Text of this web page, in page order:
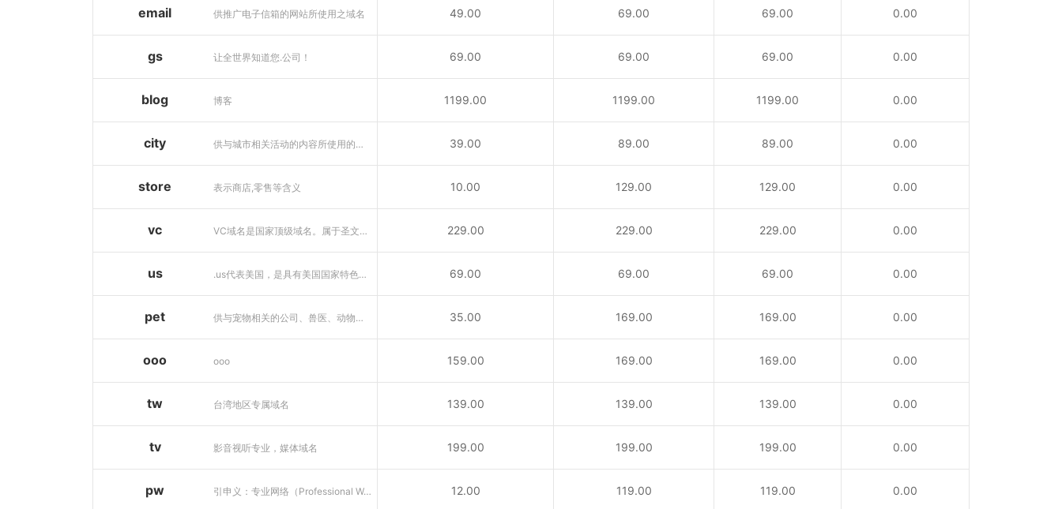
email 供推广电子信箱的网站所使用之域名 49.00 69.00 69.00 0.00
gs 让全世界知道您.公司！ 69.00 69.00 69.00 0.00
blog 博客 1199.00 1199.00 1199.00 0.00
city 供与城市相关活动的内容所使用的域名 39.00 89.00 89.00 0.00
store 表示商店,零售等含义 10.00 129.00 129.00 0.00
vc VC域名是国家顶级域名。属于圣文森特和格林纳丁斯国家顶级域名（ccTLD）后缀。 229.00 229.00 229.00 0.00
us .us代表美国，是具有美国国家特色的国别域名，适合在美公司注册。 69.00 69.00 69.00 0.00
pet 供与宠物相关的公司、兽医、动物救援及宠物爱好者所使用之域名 35.00 169.00 169.00 0.00
ooo ooo 159.00 169.00 169.00 0.00
tw 台湾地区专属域名 139.00 139.00 139.00 0.00
tv 影音视听专业，媒体域名 199.00 199.00 199.00 0.00
pw 引申义：专业网络（Professional Web）或个人网站 12.00 119.00 119.00 0.00